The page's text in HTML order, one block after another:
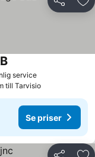
Dela
serviceSe priser
Se priser
till Tarvisio
Se priser